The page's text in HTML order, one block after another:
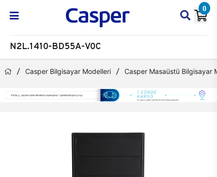
0
N2L.1410-BD55A-V0C
Casper Bilgisayar Modelleri Casper Masaüstü Bilgisayar